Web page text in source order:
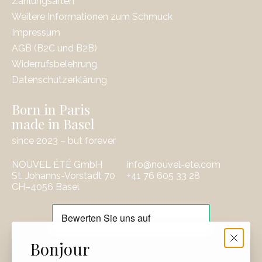
Weitere Informationen zum Schmuck
Impressum
AGB (B2C und B2B)
Widerrufsbelehrung
Datenschutzerklärung
Born in Paris
made in Basel
since 2023 – but forever
NOUVEL ÉTÉ GmbH
St. Johanns-Vorstadt 70
CH–4056 Basel
info@nouvel-ete.com
‭+41 76 605 33 28
Bonjour